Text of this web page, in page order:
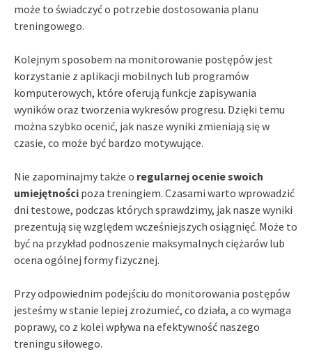
może to świadczyć o potrzebie dostosowania planu
treningowego.
Kolejnym sposobem na monitorowanie postępów jest
korzystanie z aplikacji mobilnych lub programów
komputerowych, które oferują funkcje zapisywania
wyników oraz tworzenia wykresów progresu. Dzięki temu
można szybko ocenić, jak nasze wyniki zmieniają się w
czasie, co może być bardzo motywujące.
Nie zapominajmy także o regularnej ocenie swoich
umiejętności poza treningiem. Czasami warto wprowadzić
dni testowe, podczas których sprawdzimy, jak nasze wyniki
prezentują się względem wcześniejszych osiągnięć. Może to
być na przykład podnoszenie maksymalnych ciężarów lub
ocena ogólnej formy fizycznej.
Przy odpowiednim podejściu do monitorowania postępów
jesteśmy w stanie lepiej zrozumieć, co działa, a co wymaga
poprawy, co z kolei wpływa na efektywność naszego
treningu siłowego.